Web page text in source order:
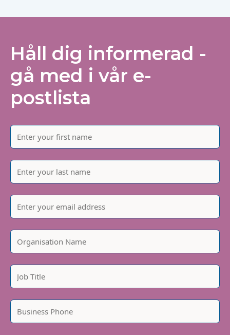
Håll dig informerad -
gå med i vår e-
postlista